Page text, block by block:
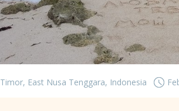
Timor, East Nusa Tenggara, Indonesia